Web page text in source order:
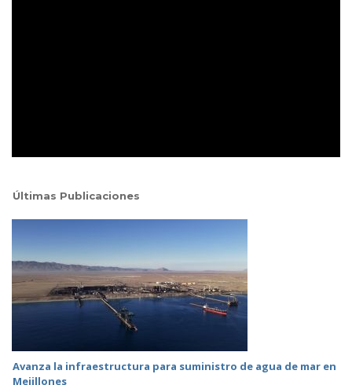
Últimas Publicaciones
Avanza la infraestructura para suministro de agua de mar en
Mejillones